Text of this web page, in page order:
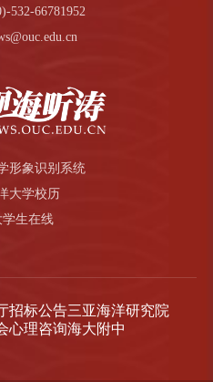
532-66781952
形象识别系统
大学校历
生在线
招标公告三亚海洋研究院
心理咨询海大附中